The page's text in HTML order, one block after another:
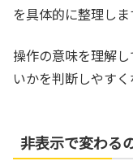
を具体的に整理しま
操作の意味を理解
いかを判断しやすく
非表示で変わる